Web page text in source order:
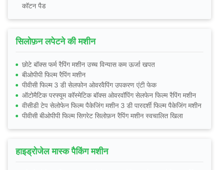
कॉटन पैड
सिलोफ़न लपेटने की मशीन
छोटे बॉक्स फर्म रैपिंग मशीन उच्च विन्यास कम ऊर्जा खपत
बीओपीपी फिल्म रैपिंग मशीन
पीवीसी फिल्म 3 डी सेलफोन ओवरवैपिंग उपकरण एंटी फेक
ऑटोमैटिक परफ्यूम कॉस्मेटिक बॉक्स ओवरवॉपिंग सेलफेन फिल्म रैपिंग मशीन
वीसीडी टेप सेलोफेन फिल्म पैकेजिंग मशीन 3 डी पारदर्शी फिल्म पैकेजिंग मशीन
पीवीसी बीओपीपी फिल्म सिगरेट सिलोफ़न रैपिंग मशीन स्वचालित खिला
हाइड्रोजेल मास्क पैकिंग मशीन